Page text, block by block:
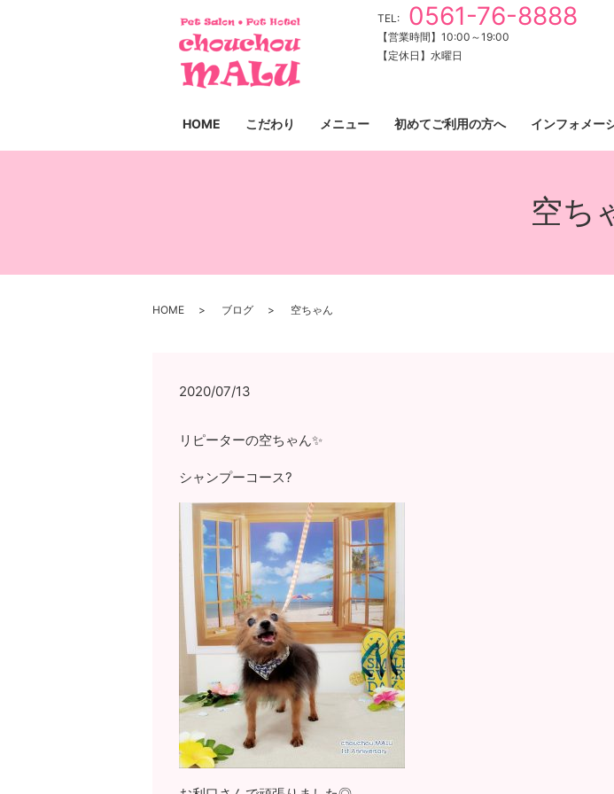
TEL: 0561-76-8888
【営業時間】10:00～19:00
【定休日】水曜日
HOME こだわり メニュー 初めてご利用の方へ インフォメー
空ち
HOME ブログ 空ちゃん
2020/07/13
リピーターの空ちゃん✨
シャンプーコース?